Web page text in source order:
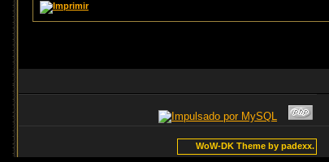
WoW-DK Theme by padexx.